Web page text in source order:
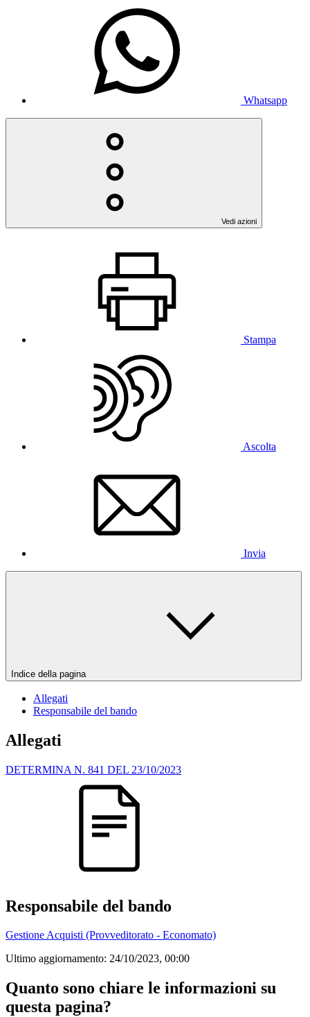
Whatsapp
Vedi azioni
Stampa
Ascolta
Invia
Indice della pagina
Allegati
Responsabile del bando
Allegati
DETERMINA N. 841 DEL 23/10/2023
Responsabile del bando
Gestione Acquisti (Provveditorato - Economato)
Ultimo aggiornamento: 24/10/2023, 00:00
Quanto sono chiare le informazioni su
questa pagina?